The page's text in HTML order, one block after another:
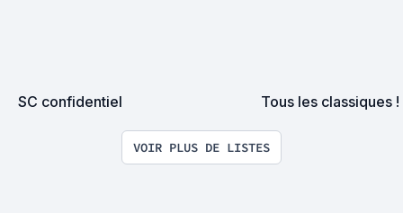
SC confidentiel Tous les classiques !
VOIR PLUS DE LISTES